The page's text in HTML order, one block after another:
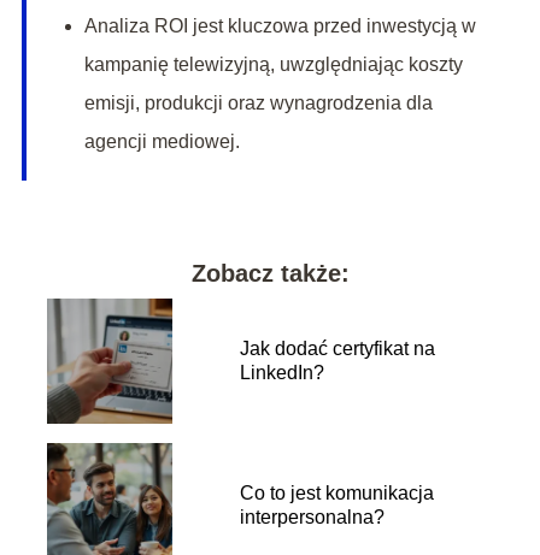
Analiza ROI jest kluczowa przed inwestycją w
kampanię telewizyjną, uwzględniając koszty
emisji, produkcji oraz wynagrodzenia dla
agencji mediowej.
Zobacz także:
Jak dodać certyfikat na
LinkedIn?
Co to jest komunikacja
interpersonalna?